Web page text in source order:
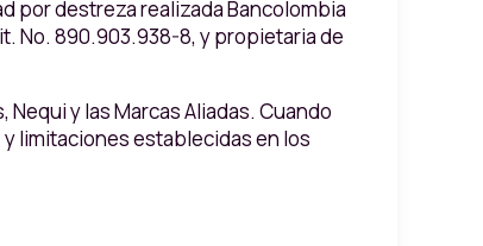
por destreza realizada Bancolombia
No. 890.903.938-8, y propietaria de
y las Marcas Aliadas. Cuando
limitaciones establecidas en los